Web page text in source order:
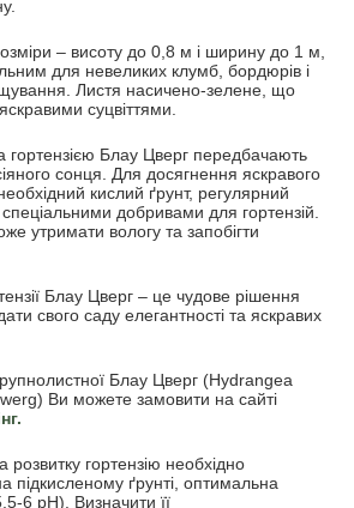
– висоту до 0,8 м і ширину до 1 м,
для невеликих клумб, бордюрів і
Листя насичено-зелене, що
суцвіттями.
гортензією Блау Цверг передбачають
сонця. Для досягнення яскравого
кислий ґрунт, регулярний
добривами для гортензій.
утримати вологу та запобігти
Блау Цверг – це чудове рішення
свого саду елегантності та яскравих
Блау Цверг (Hydrangea
Ви можете замовити на сайті
гортензію необхідно
підкисленому ґрунті, оптимальна
6 pH). Визначити її